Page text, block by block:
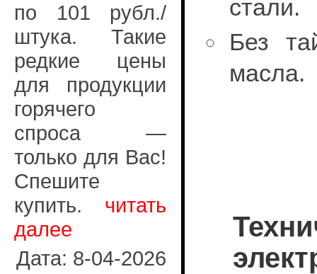
по 101 рубл./
штука. Такие
редкие цены
для продукции
горячего
спроса —
только для Вас!
Спешите
купить. читать
далее
Дата: 8-04-2026
стали.
Без
масла.